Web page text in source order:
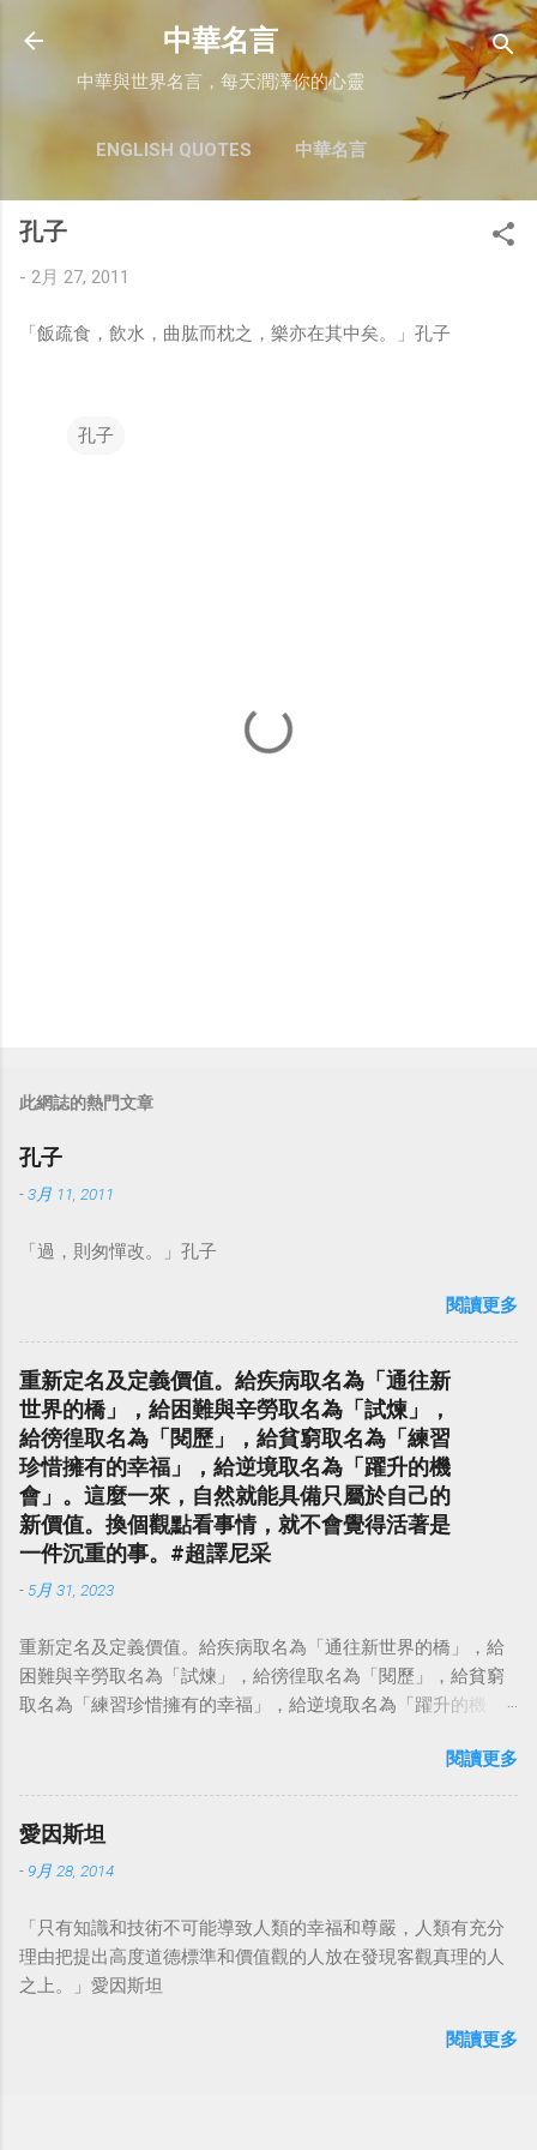
跳至主要內容
中華名言
中華與世界名言，每天潤澤你的心靈
ENGLISH QUOTES 中華名言
孔子
- 2月 27, 2011
「飯疏食，飲水，曲肱而枕之，樂亦在其中矣。」孔子
孔子
此網誌的熱門文章
孔子
-3月 11, 2011
「過，則匆憚改。」孔子
閱讀更多
重新定名及定義價值。給疾病取名為「通往新
世界的橋」，給困難與辛勞取名為「試煉」，
給徬徨取名為「閱歷」，給貧窮取名為「練習
珍惜擁有的幸福」，給逆境取名為「躍升的機
會」。這麼一來，自然就能具備只屬於自己的
新價值。換個觀點看事情，就不會覺得活著是
一件沉重的事。#超譯尼采
- 5月 31, 2023
重新定名及定義價值。給疾病取名為「通往新世界的橋」，給
困難與辛勞取名為「試煉」，給徬徨取名為「閱歷」，給貧窮
取名為「練習珍惜擁有的幸福」，給逆境取名為「躍升的機
點看事情，就不會覺得活著是一件沉重的事。#超譯尼采 — 中
華名言 - Chinese Quotes (@chinese_quotes) May 23, 2023
閱讀更多
愛因斯坦
- 9月 28, 2014
「只有知識和技術不可能導致人類的幸福和尊嚴，人類有充分
理由把提出高度道德標準和價值觀的人放在發現客觀真理的人
之上。」愛因斯坦
閱讀更多